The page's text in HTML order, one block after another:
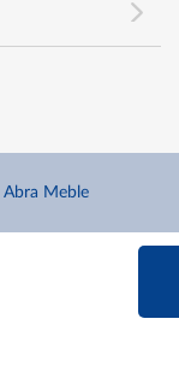
Abra Meble